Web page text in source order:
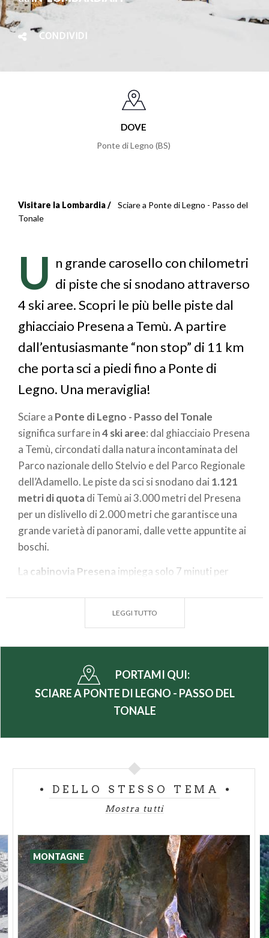
CONDIVIDI
DOVE
Ponte di Legno (BS)
Briciole
pane
Visitare la Lombardia
Sciare a Ponte di Legno - Passo del
Tonale
U n grande carosello con chilometri
di piste che si snodano attraverso
4 ski aree. Scopri le più belle piste dal
ghiacciaio Presena a Temù. A partire
dall’entusiasmante “non stop” di 11 km
che porta sci a piedi fino a Ponte di
Legno. Una meraviglia!
Sciare a Ponte di Legno - Passo del Tonale
significa surfare in4 ski aree: dal ghiacciaio Presena
a Temù, circondati dalla natura incontaminata del
Parco nazionale dello Stelvio e del Parco Regionale
dell’Adamello. Le piste da sci si snodano dai 1.121
metri di quotadi Temù ai 3.000 metri del Presena
per un dislivello di 2.000 metri che garantisce una
grande varietà di panorami, dalle vette appuntite ai
boschi.
La cabinovia Presena impiega solo 7 minuti per
possono raggiungere le nevi perenni del
dove parte l’entusiasmante “non stop” di 11 km. Nel
comprensorio è possibile sciare anche in notturna.
divertirsi sugli sci da autunno a primavera inoltrata,
tracciati emozionanti all’interno del bosco.
Ponte di Legno-Tonale è un paradiso anche per gli
snowboarder che possono provare l’
Snowpark Tonalecon i suoi tracks per rider esperti,
un park per principianti e una pista da skicross.
LEGGI TUTTO
PORTAMI QUI:
SCIARE A PONTE DI LEGNO - PASSO DEL
TONALE
DELLO STESSO TEMA
Mostra tutti
MONTAGNE